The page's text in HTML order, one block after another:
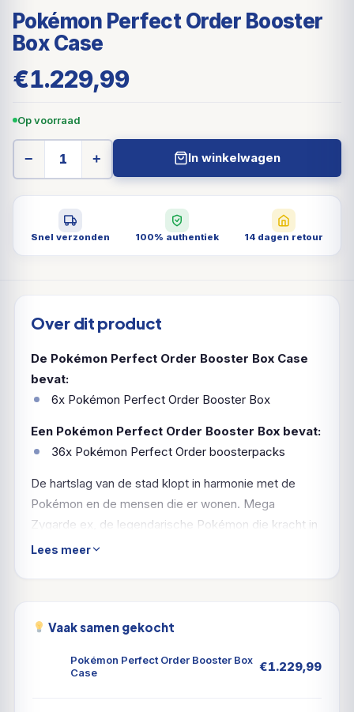
Pokémon Perfect Order Booster
Box Case
€1.229,99
Op voorraad
− + In winkelwagen
Snel verzonden 100% authentiek 14 dagen retour
Over dit product
De Pokémon Perfect Order Booster Box Case
bevat:
6x Pokémon Perfect Order Booster Box
Een Pokémon Perfect Order Booster Box bevat:
36x Pokémon Perfect Order boosterpacks
De hartslag van de stad klopt in harmonie met de
Pokémon en de mensen die er wonen. Mega
Zygarde ex, de legendarische Pokémon die kracht in
aantallen belichaamt, zorgt ervoor dat alles in orde
Clefable ex, Mega Starmie ex en Meowth ex, in de
uitbreiding!
Lees meer
Vaak samen gekocht
Pokémon Perfect Order Booster Box
Case
€1.229,99